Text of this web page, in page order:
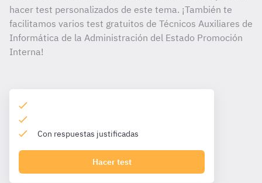
hacer test personalizados de este tema. ¡También te
facilitamos varios test gratuitos de Técnicos Auxiliares de
Informática de la Administración del Estado Promoción
Interna!
Con respuestas justificadas
Hacer test